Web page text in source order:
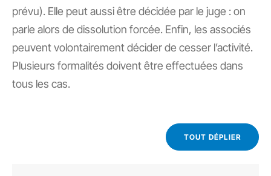
prévu). Elle peut aussi être décidée par le juge : on
parle alors de dissolution forcée. Enfin, les associés
peuvent volontairement décider de cesser l’activité.
Plusieurs formalités doivent être effectuées dans
tous les cas.
TOUT DÉPLIER